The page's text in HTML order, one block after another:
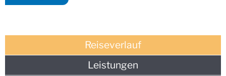
Entspannung und höchste Servicequalität
Die gesamte Reise ist als nahtloses Erlebnis konzipiert:
Reiseverlauf
Leistungen